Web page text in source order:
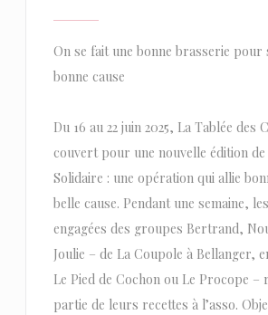
On se fait une bonne brasserie pour
bonne cause
Du 16 au 22 juin 2025, La Tablée des
couvert pour une nouvelle édition de
Solidaire : une opération qui allie
belle cause. Pendant une semaine,
engagées des groupes Bertrand,
Joulie – de La Coupole à Bellanger,
Le Pied de Cochon ou Le Procope –
partie de leurs recettes à l’asso.